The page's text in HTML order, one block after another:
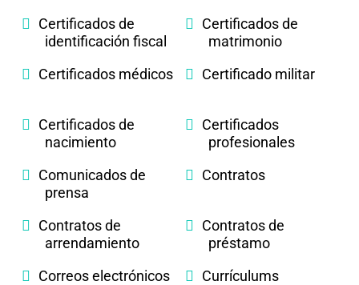
Certificados de
identificación fiscal
Certificados de
matrimonio
Certificados médicos
Certificado militar
Certificados de
nacimiento
Certificados
profesionales
Comunicados de
prensa
Contratos
Contratos de
arrendamiento
Contratos de
préstamo
Correos electrónicos
Currículums